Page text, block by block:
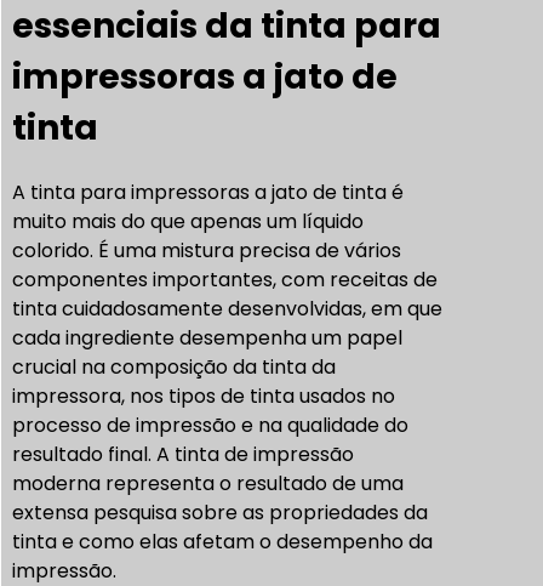
essenciais da tinta para
impressoras a jato de
tinta
A tinta para impressoras a jato de tinta é
muito mais do que apenas um líquido
colorido. É uma mistura precisa de vários
componentes importantes, com receitas de
tinta cuidadosamente desenvolvidas, em que
cada ingrediente desempenha um papel
crucial na composição da tinta da
impressora, nos tipos de tinta usados no
processo de impressão e na qualidade do
resultado final. A tinta de impressão
moderna representa o resultado de uma
extensa pesquisa sobre as propriedades da
tinta e como elas afetam o desempenho da
impressão.